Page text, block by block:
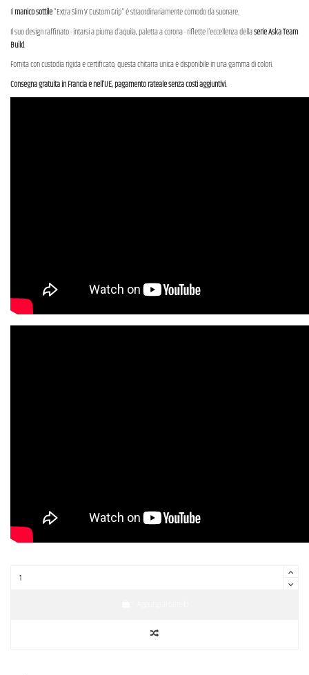
Ilmanico sottile"Extra Slim V Custom Grip" è straordinariamente comodo da suonare.
Il suo design raffinato - intarsi a piuma d'aquila, paletta a corona - riflette l'eccellenza dellaserie Aska Team
Build.
Fornita con custodia rigida e certificato, questa chitarra unica è disponibile in una gamma di colori.
Consegna gratuita in Francia e nell'UE, pagamento rateale senza costi aggiuntivi.